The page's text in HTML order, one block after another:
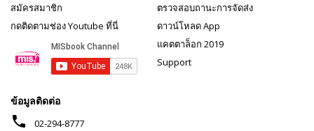
สมัครสมาชิก
กดติดตามช่อง Youtube ที่นี่
ตรวจสอบถานะการจัดส่ง
ดาวน์โหลด App
แคตตาล็อก 2019
Support
ข้อมูลติดต่อ
phone 02-294-8777